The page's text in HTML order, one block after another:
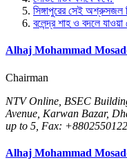
সিঙ্গাপুরের সেই অশ্রুসজল
বলেন্দ্র শাহ ও বদলে যাওয়া
Alhaj Mohammad
Chairman
NTV Online, BSEC
Avenue, Karwan Bazar,
up to 5, Fax:
Alhaj Mohammad